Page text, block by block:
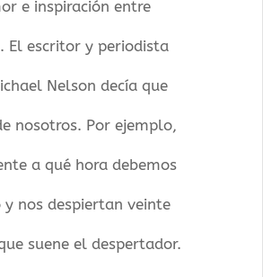
e inspiración entre
El escritor y periodista
Nelson decía que
nosotros. Por ejemplo,
a qué hora debemos
nos despiertan veinte
suene el despertador.